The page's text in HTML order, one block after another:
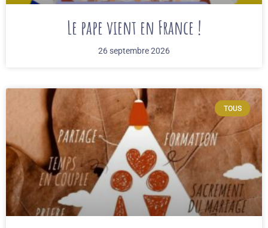
Le pape vient en France !
26 septembre 2026
TOUS